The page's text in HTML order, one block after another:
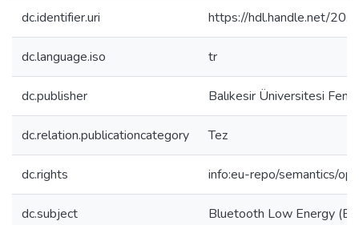
dc.identifier.uri https://hdl.handle.net/
dc.language.iso tr
dc.publisher Balıkesir Üniversitesi Fen
dc.relation.publicationcategory Tez
dc.rights info:eu-repo/semantics/
dc.subject Bluetooth Low Energy